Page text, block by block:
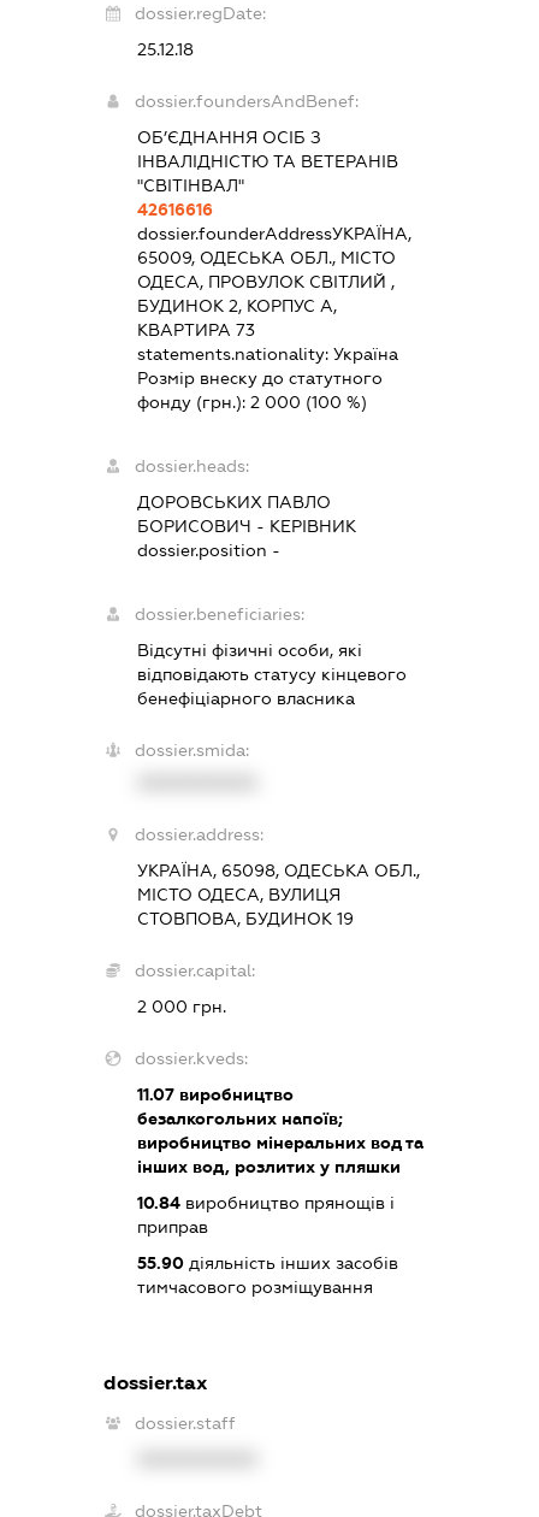
dossier.regDate:
25.12.18
dossier.foundersAndBenef:
ОБ’ЄДНАННЯ ОСІБ З
ІНВАЛІДНІСТЮ ТА ВЕТЕРАНІВ
"СВІТІНВАЛ"
42616616
dossier.founderAddressУКРАЇНА,
65009, ОДЕСЬКА ОБЛ., МІСТО
ОДЕСА, ПРОВУЛОК СВІТЛИЙ ,
БУДИНОК 2, КОРПУС А,
КВАРТИРА 73
statements.nationality:Україна
Розмір внеску до статутного
фонду (грн.):2 000 (100 %)
dossier.heads:
ДОРОВСЬКИХ ПАВЛО
БОРИСОВИЧ - КЕРІВНИК
dossier.position -
dossier.beneficiaries:
Відсутні фізичні особи, які
відповідають статусу кінцевого
бенефіціарного власника
dossier.smida:
dossier.address:
УКРАЇНА, 65098, ОДЕСЬКА ОБЛ.,
МІСТО ОДЕСА, ВУЛИЦЯ
СТОВПОВА, БУДИНОК 19
dossier.capital:
2 000 грн.
dossier.kveds:
11.07 виробництво
безалкогольних напоїв;
виробництво мінеральних вод та
інших вод, розлитих у пляшки
10.84 виробництво прянощів і
приправ
55.90 діяльність інших засобів
тимчасового розміщування
dossier.tax
dossier.staff
dossier.taxDebt